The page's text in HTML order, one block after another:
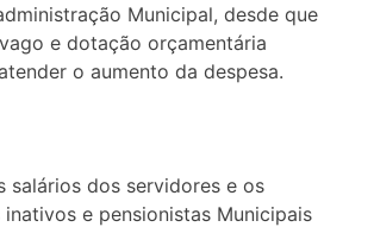
Municipal, desde que
e dotação orçamentária
o aumento da despesa.
salários dos servidores e os
e pensionistas Municipais